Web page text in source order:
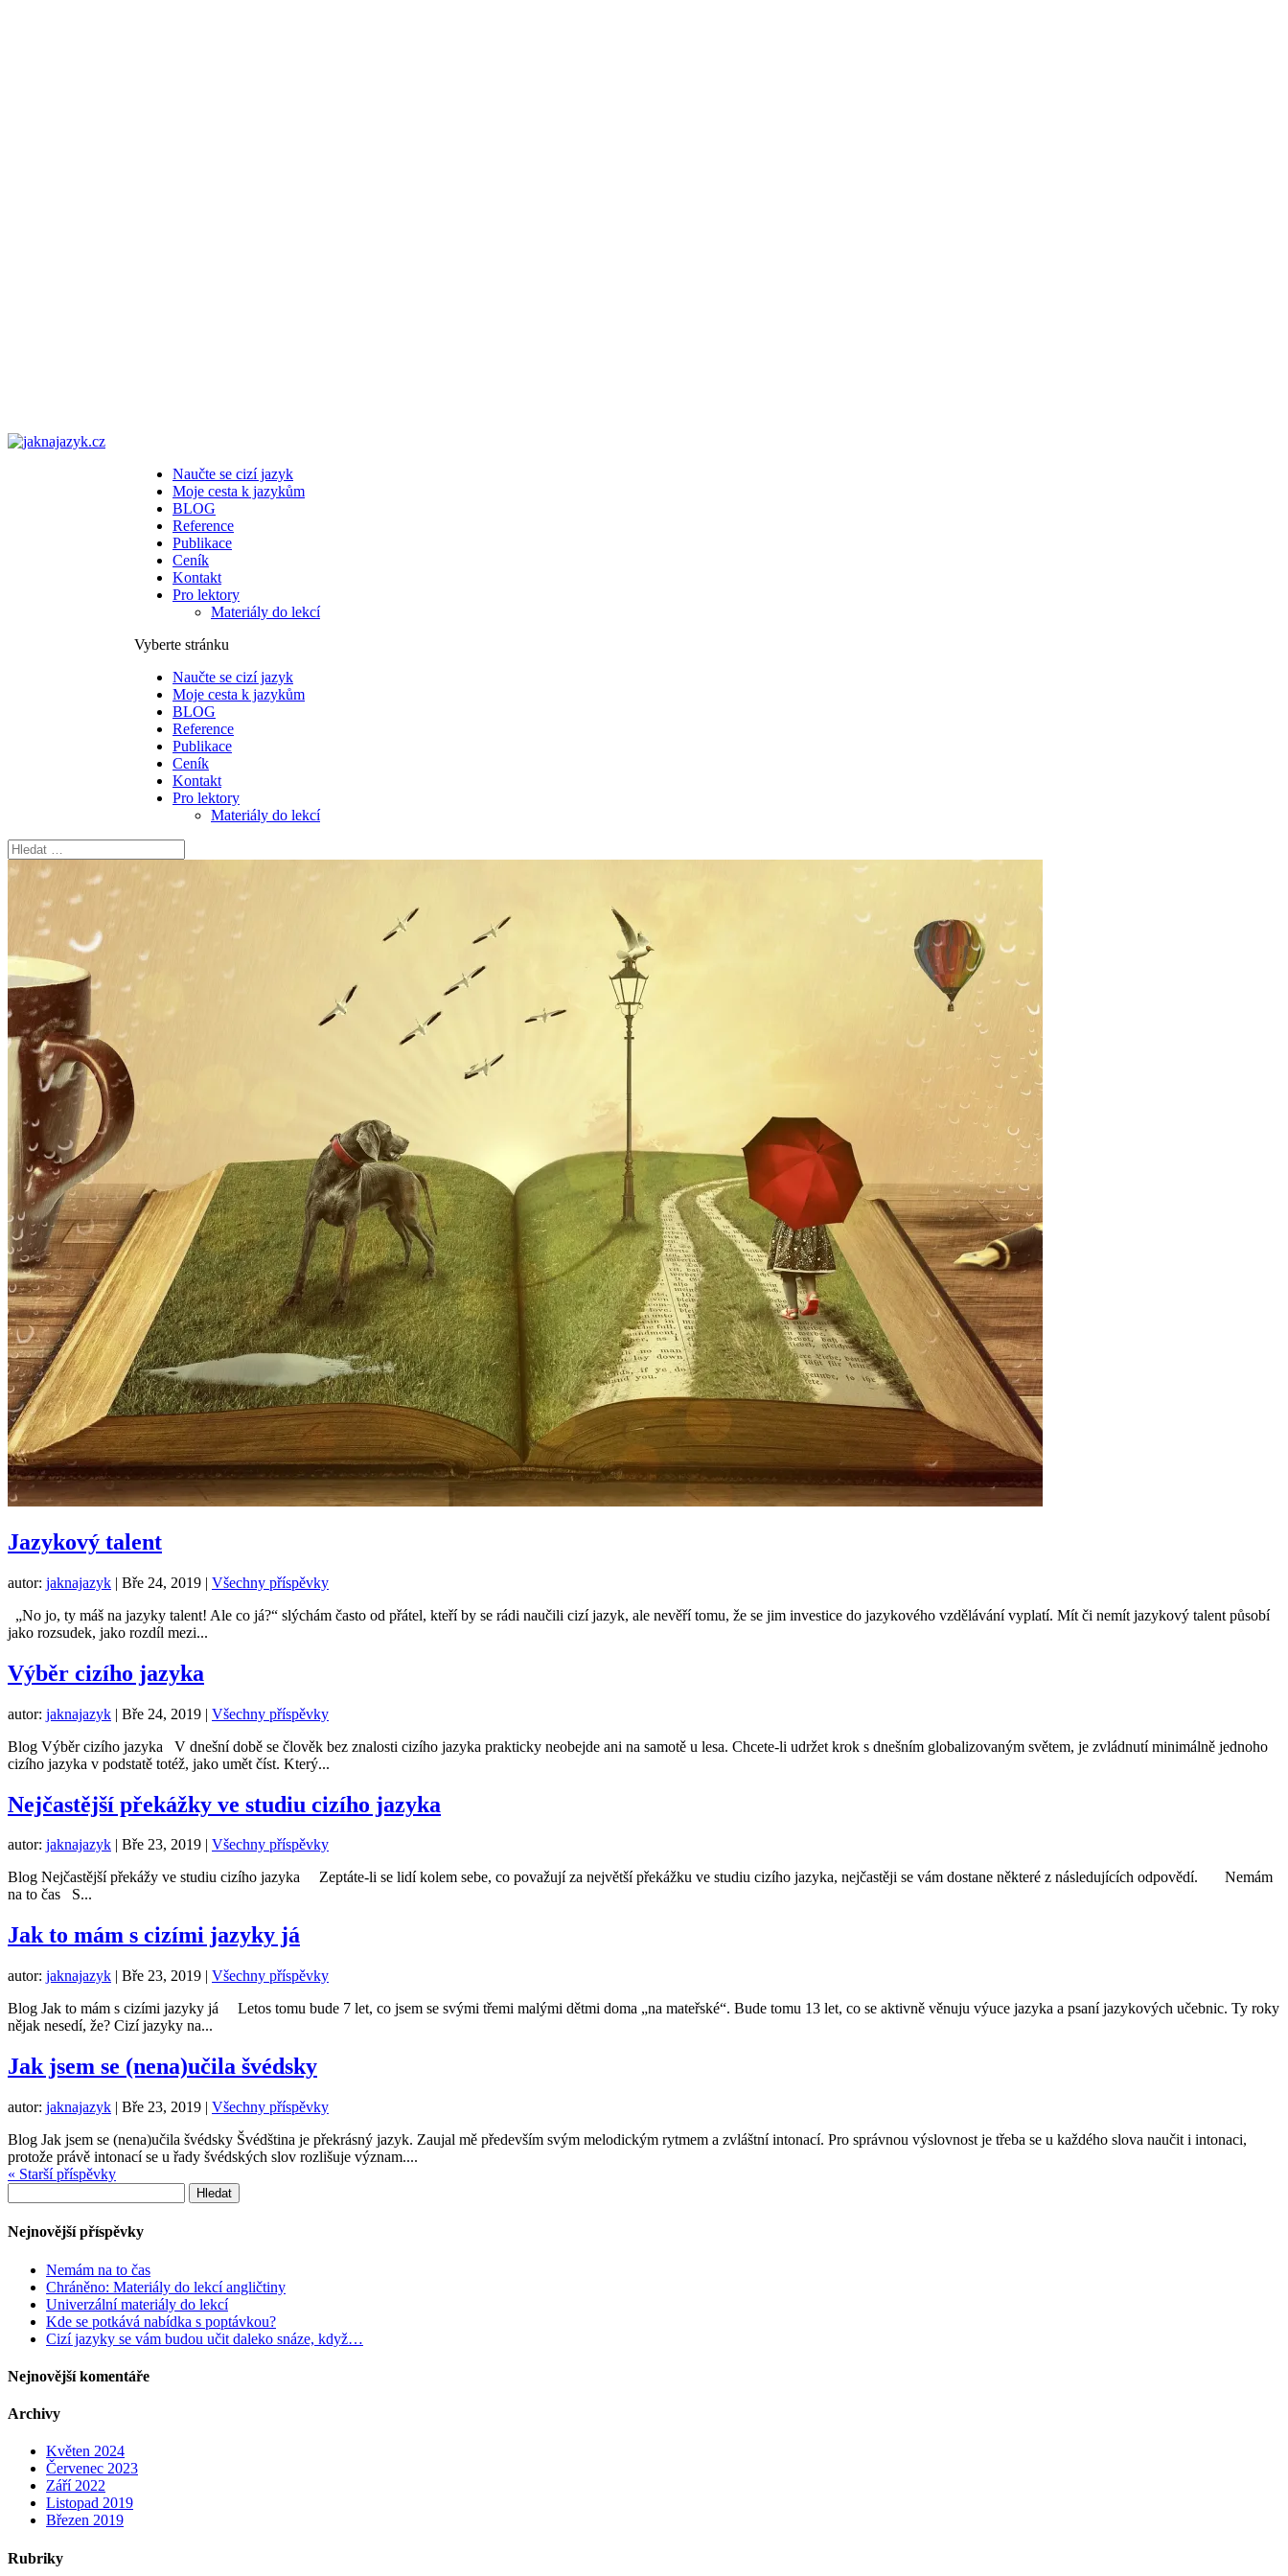
Naučte se cizí jazyk
Moje cesta k jazykům
BLOG
Reference
Publikace
Ceník
Kontakt
Pro lektory
Materiály do lekcí
Vyberte stránku
Naučte se cizí jazyk
Moje cesta k jazykům
BLOG
Reference
Publikace
Ceník
Kontakt
Pro lektory
Materiály do lekcí
Jazykový talent
autor: jaknajazyk | Bře 24, 2019 | Všechny příspěvky
„No jo, ty máš na jazyky talent! Ale co já?“ slýchám často od přátel, kteří by se rádi naučili cizí jazyk, ale nevěří tomu, že se jim investice do jazykového vzdělávání vyplatí. Mít či nemít jazykový talent působí
jako rozsudek, jako rozdíl mezi...
Výběr cizího jazyka
autor: jaknajazyk | Bře 24, 2019 | Všechny příspěvky
Blog Výběr cizího jazyka V dnešní době se člověk bez znalosti cizího jazyka prakticky neobejde ani na samotě u lesa. Chcete-li udržet krok s dnešním globalizovaným světem, je zvládnutí minimálně jednoho
cizího jazyka v podstatě totéž, jako umět číst. Který...
Nejčastější překážky ve studiu cizího jazyka
autor: jaknajazyk | Bře 23, 2019 | Všechny příspěvky
Blog Nejčastější překážy ve studiu cizího jazyka Zeptáte-li se lidí kolem sebe, co považují za největší překážku ve studiu cizího jazyka, nejčastěji se vám dostane některé z následujících odpovědí. Nemám
na to čas S...
Jak to mám s cizími jazyky já
autor: jaknajazyk | Bře 23, 2019 | Všechny příspěvky
Blog Jak to mám s cizími jazyky já Letos tomu bude 7 let, co jsem se svými třemi malými dětmi doma „na mateřské“. Bude tomu 13 let, co se aktivně věnuju výuce jazyka a psaní jazykových učebnic. Ty roky
nějak nesedí, že? Cizí jazyky na...
Jak jsem se (nena)učila švédsky
autor: jaknajazyk | Bře 23, 2019 | Všechny příspěvky
Blog Jak jsem se (nena)učila švédsky Švédština je překrásný jazyk. Zaujal mě především svým melodickým rytmem a zvláštní intonací. Pro správnou výslovnost je třeba se u každého slova naučit i intonaci,
protože právě intonací se u řady švédských slov rozlišuje význam....
« Starší příspěvky
Nejnovější příspěvky
Nemám na to čas
Chráněno: Materiály do lekcí angličtiny
Univerzální materiály do lekcí
Kde se potkává nabídka s poptávkou?
Cizí jazyky se vám budou učit daleko snáze, když…
Nejnovější komentáře
Archivy
Květen 2024
Červenec 2023
Září 2022
Listopad 2019
Březen 2019
Rubriky